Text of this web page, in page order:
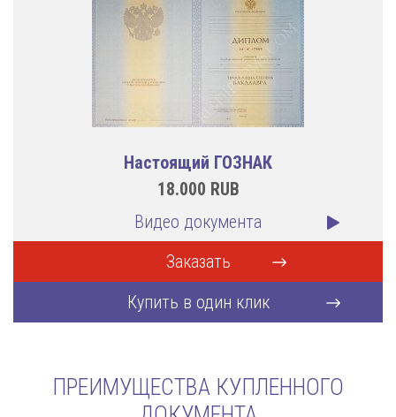
Настоящий ГОЗНАК
18.000 RUB
Видео документа
Заказать
Купить в один клик
ПРЕИМУЩЕСТВА КУПЛЕННОГО